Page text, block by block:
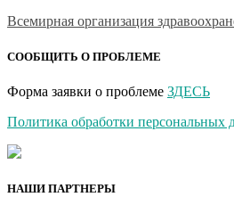
Всемирная организация
СООБЩИТЬ О ПРОБЛЕМЕ
Форма заявки о проблеме ЗДЕСЬ
Политика обработки персональных
НАШИ ПАРТНЕРЫ